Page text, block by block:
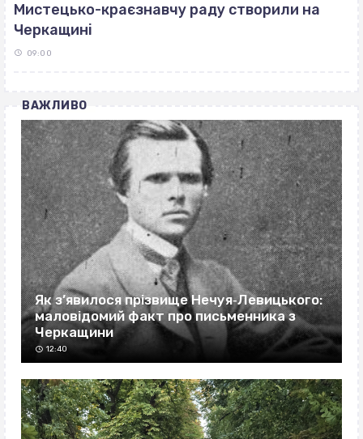
Мистецько-краєзнавчу раду створили на
Черкащині
09:00
ВАЖЛИВО
Як з’явилося прізвище Нечуя‐Левицького:
маловідомий факт про письменника з
Черкащини
12:40